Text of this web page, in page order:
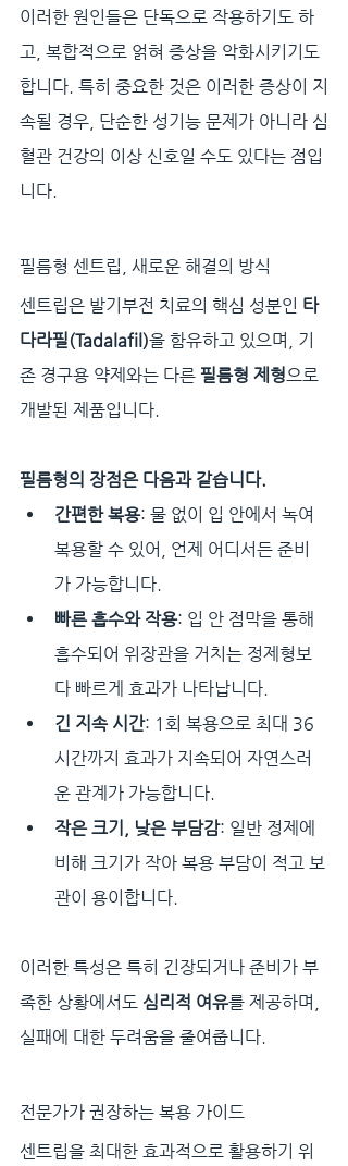
이러한 원인들은 단독으로 작용하기도 하
고, 복합적으로 얽혀 증상을 악화시키기도
합니다. 특히 중요한 것은 이러한 증상이 지
속될 경우, 단순한 성기능 문제가 아니라 심
혈관 건강의 이상 신호일 수도 있다는 점입
니다.
필름형 센트립, 새로운 해결의 방식
센트립은 발기부전 치료의 핵심 성분인 타
다라필(Tadalafil)을 함유하고 있으며, 기
존 경구용 약제와는 다른 필름형 제형으로
개발된 제품입니다.
필름형의 장점은 다음과 같습니다.
간편한 복용: 물 없이 입 안에서 녹여
복용할 수 있어, 언제 어디서든 준비
가 가능합니다.
빠른 흡수와 작용: 입 안 점막을 통해
흡수되어 위장관을 거치는 정제형보
다 빠르게 효과가 나타납니다.
긴 지속 시간: 1회 복용으로 최대 36
시간까지 효과가 지속되어 자연스러
운 관계가 가능합니다.
작은 크기, 낮은 부담감: 일반 정제에
비해 크기가 작아 복용 부담이 적고 보
관이 용이합니다.
이러한 특성은 특히 긴장되거나 준비가 부
족한 상황에서도 심리적 여유를 제공하며,
실패에 대한 두려움을 줄여줍니다.
전문가가 권장하는 복용 가이드
센트립을 최대한 효과적으로 활용하기 위